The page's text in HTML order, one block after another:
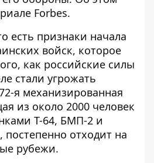
Forbes.
есть признаки начала
войск, которое
как российские силы
стали угрожать
я механизированная
из около 2000 человек
Т-64, БМП-2 и
отходит на
рубежи.